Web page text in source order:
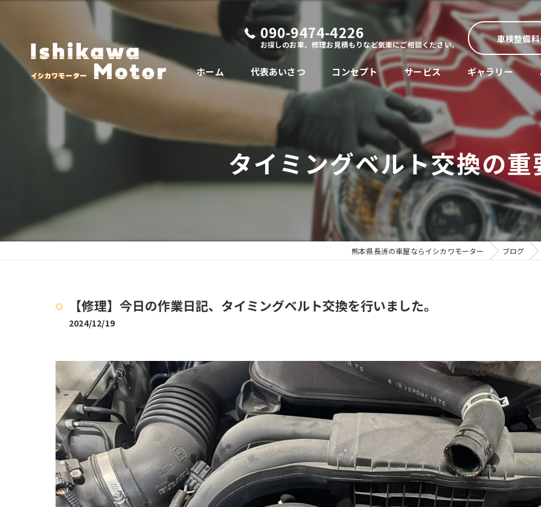
090-9474-4226
お探しのお車、修理お見積もりなど気楽にご相談ください。 車検整備
ホーム 代表あいさつ コンセプト サービス ギャラリー
タイミングベルト交換の重
熊本県長洲の車屋ならイシカワモーター ブログ
【修理】今日の作業日記、タイミングベルト交換を行いました。
2024/12/19